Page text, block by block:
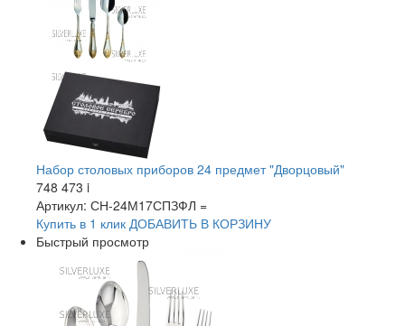
Набор столовых приборов 24 предмет "Дворцовый"
748 473 i
Артикул: СН-24М17СПЗФЛ =
Купить в 1 клик ДОБАВИТЬ В КОРЗИНУ
Быстрый просмотр